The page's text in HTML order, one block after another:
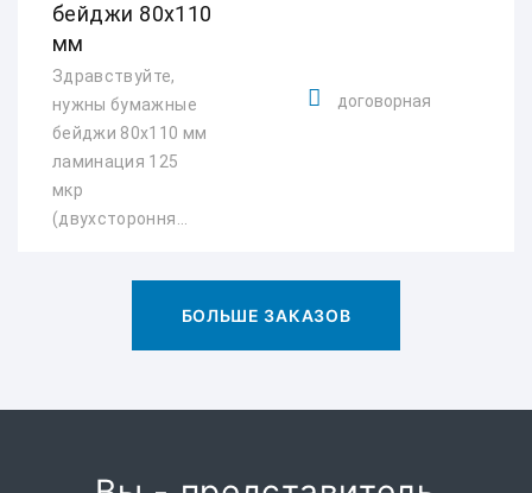
бейджи 80х110
мм
Здравствуйте,
нужны бумажные
бейджи 80х110 мм
ламинация 125
мкр
(двухстороння...
договорная
БОЛЬШЕ ЗАКАЗОВ